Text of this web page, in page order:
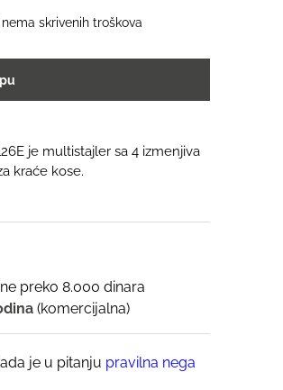
skrivenih troškova
je multistajler sa 4 izmenjiva
kraće kose.
preko 8.000 dinara
(komercijalna)
je u pitanju pravilna nega